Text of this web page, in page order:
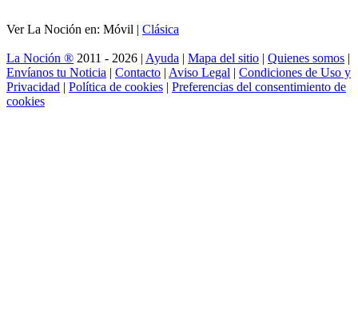
Ver La Noción en: Móvil | Clásica
La Noción ® 2011 - 2026 | Ayuda | Mapa del sitio | Quienes somos |
Envíanos tu Noticia | Contacto | Aviso Legal | Condiciones de Uso y
Privacidad | Política de cookies | Preferencias del consentimiento de
cookies